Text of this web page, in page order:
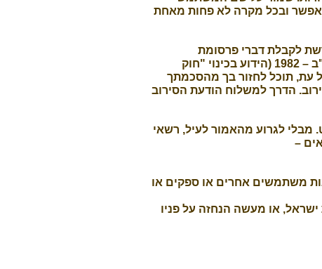
ובכל מקרה לא פחות מאחת
לקבלת דברי פרסומת
מהאתר/גוונא ו/או מי מטעמו, כמשמעות הדברים בסעיף 30א לחוק התקשורת (בזק ושידורים), התשמ"ב – 1982 (הידוע בכינוי "חוק
עת, תוכל לחזור בך מהסכמתך
הדרך למשלוח הודעת הסירוב
לגרוע מהאמור לעיל, רשאי
–
משתמשים אחרים או ספקים או
ישראל, או מעשה הנחזה על פניו